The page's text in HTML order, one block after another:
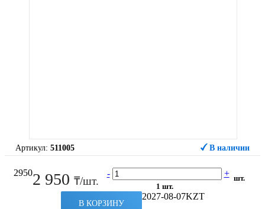
Артикул: 511005 В наличии
29502 950 ₸/шт.
- +
1 шт.
шт.
В КОРЗИНУ
2027-08-07KZT